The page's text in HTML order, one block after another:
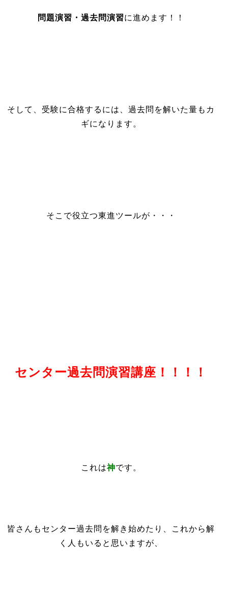
問題演習・過去問演習に進めます！！
そして、受験に合格するには、過去問を解いた量もカ
ギになります。
そこで役立つ東進ツールが・・・
センター過去問演習講座！！！！
これは神です。
皆さんもセンター過去問を解き始めたり、これから解
く人もいると思いますが、